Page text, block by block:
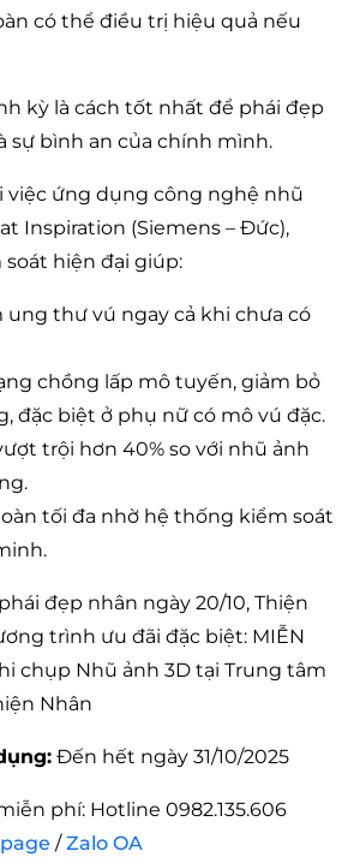
có thể điều trị hiệu quả nếu
kỳ là cách tốt nhất để phái đẹp
sự bình an của chính mình.
việc ứng dụng công nghệ nhũ
Inspiration (Siemens – Đức),
hiện đại giúp:
ung thư vú ngay cả khi chưa có
chồng lấp mô tuyến, giảm bỏ
đặc biệt ở phụ nữ có mô vú đặc.
trội hơn 40% so với nhũ ảnh
tối đa nhờ hệ thống kiểm soát
đẹp nhân ngày 20/10, Thiện
trình ưu đãi đặc biệt: MIỄN
chụp Nhũ ảnh 3D tại Trung tâm
Nhân
Đến hết ngày 31/10/2025
phí: Hotline 0982.135.606
/Zalo OA